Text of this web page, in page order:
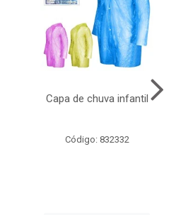
Capa de chuva infantil
Código: 832332